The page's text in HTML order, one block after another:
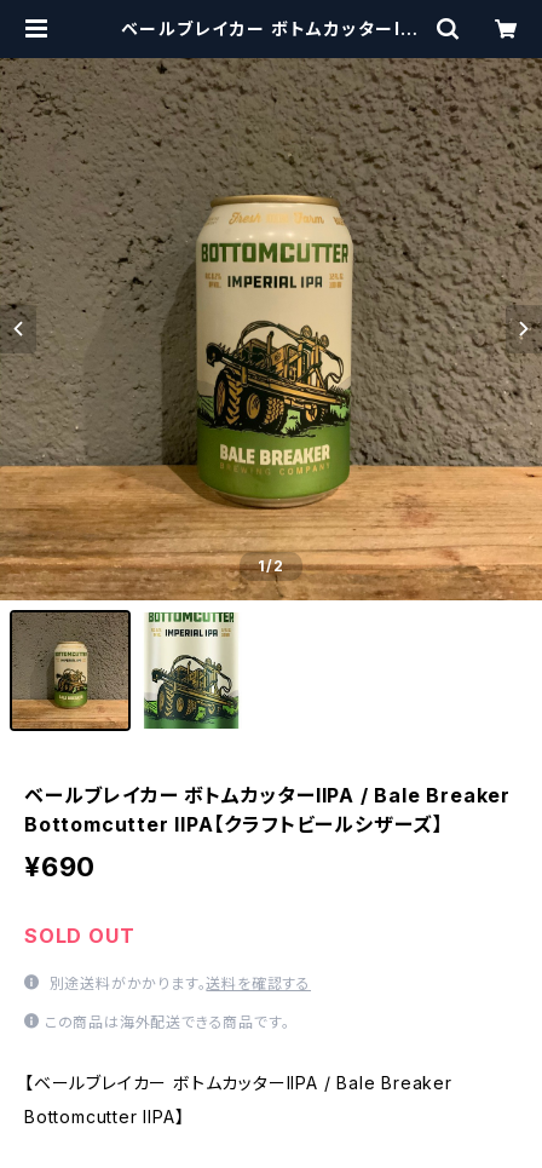
ベールブレイカー ボトムカッターIIP
r IIPA【クラフトビールシザーズ】 | c
raftbeerscissors
1/2
ベールブレイカー ボトムカッターIIPA / Bale Breaker
Bottomcutter IIPA【クラフトビールシザーズ】
¥690
SOLD OUT
別途送料がかかります。送料を確認する
この商品は海外配送できる商品です。
【ベールブレイカー ボトムカッターIIPA / Bale Breaker
Bottomcutter IIPA】